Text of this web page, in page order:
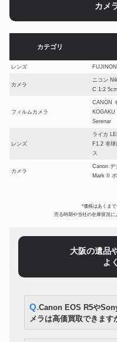
カメ
カテゴリ
レンズ
カメラ
ニコン
C 1:2
フィルムカメラ
CANON
KOGAKU
Serenar
レンズ
ライカ
F1.2 非球
ス
カメラ
Canon デ
Mark II ボ
50th
二眼レフ
SONY ソ
7SM3
CANON
デジタルシネマカメラ
ィ(EFマ
Mamiya
*価格はあくまで
売る時期や当社の在庫状況に
大阪の遺品
よ
Q.Canon EOS R5やSony α7R Vなどの高級ミラーレスカ
メラは高価買取できます